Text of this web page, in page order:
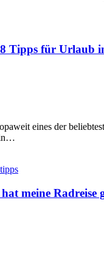
Tipps für Urlaub
eines der
in…
meine Radreise